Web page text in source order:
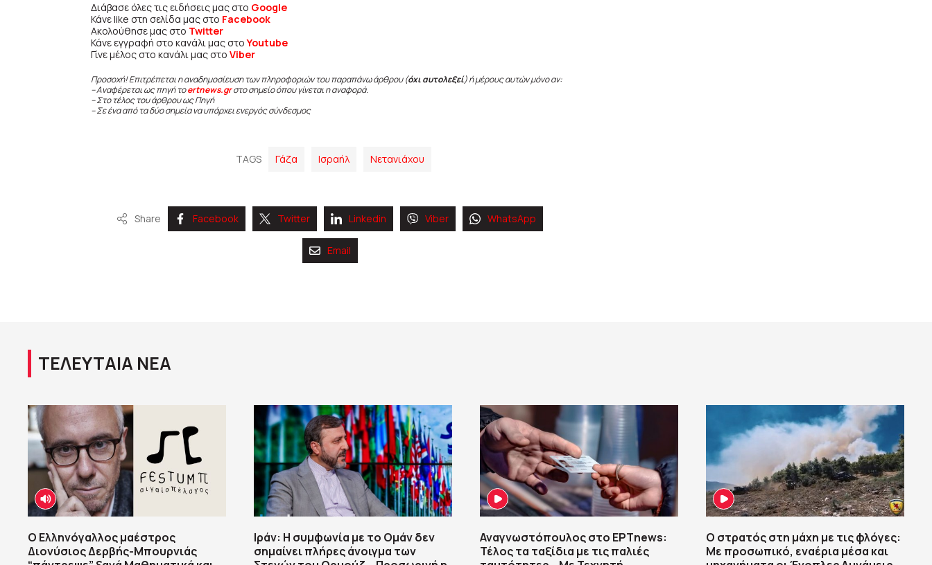
Διάβασε όλες τις ειδήσεις μας στο Google
Κάνε like στη σελίδα μας στο Facebook
Ακολούθησε μας στο Twitter
Κάνε εγγραφή στο κανάλι μας στοYoutube
Γίνε μέλος στο κανάλι μας στο Viber
Προσοχή! Επιτρέπεται η αναδημοσίευση των πληροφοριών του παραπάνω άρθρου (όχι αυτολεξεί) ή μέρους αυτών μόνο αν:
– Αναφέρεται ως πηγή τοertnews.gr στο σημείο όπου γίνεται η αναφορά.
– Στο τέλος του άρθρου ως Πηγή
– Σε ένα από τα δύο σημεία να υπάρχει ενεργός σύνδεσμος
TAGS Γάζα Ισραήλ Νετανιάχου
Share Facebook Twitter Linkedin Viber WhatsApp
Email
ΤΕΛΕΥΤΑΙΑ ΝΕΑ
Ο Ελληνόγαλλος μαέστρος
Διονύσιος Δερβής-Μπουρνιάς
Ιράν: Η συμφωνία με το Ομάν δεν
σημαίνει πλήρες άνοιγμα των
Αναγνωστόπουλος στο ΕΡΤnews:
Τέλος τα ταξίδια με τις παλιές
Ο στρατός στη μάχη με τις φλόγες:
Με προσωπικό, εναέρια μέσα και